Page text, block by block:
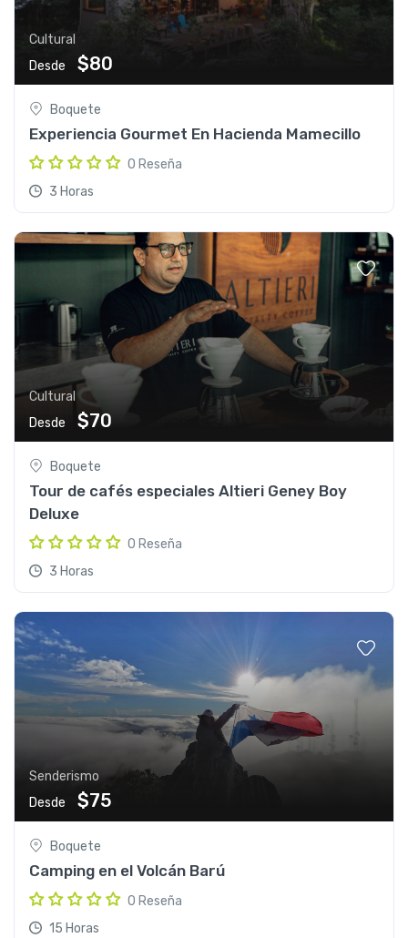
Cultural
Desde
$80
Boquete
Experiencia Gourmet En Hacienda Mamecillo
0 Reseña
3 Horas
Cultural
Desde
$70
Boquete
Tour de cafés especiales Altieri Geney Boy
Deluxe
0 Reseña
3 Horas
Senderismo
Desde
$75
Boquete
Camping en el Volcán Barú
0 Reseña
15 Horas